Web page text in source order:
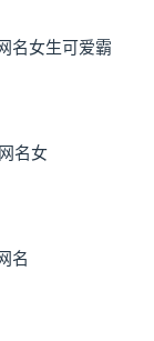
名女生可爱霸
名女
名